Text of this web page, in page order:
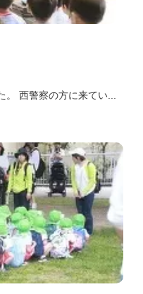
西警察の方に来てい...